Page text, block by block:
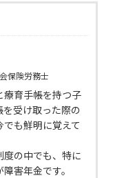
保険労務士
療育手帳を持つ子
受け取った際の
も鮮明に覚えて
の中でも、特に
害年金です。